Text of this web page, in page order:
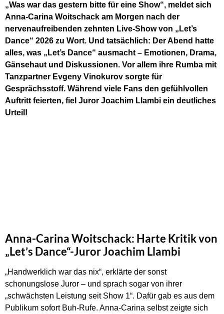
„Was war das gestern bitte für eine Show“, meldet sich
Anna-Carina Woitschack am Morgen nach der
nervenaufreibenden zehnten Live-Show von „Let’s
Dance“ 2026 zu Wort. Und tatsächlich: Der Abend hatte
alles, was „Let’s Dance“ ausmacht – Emotionen, Drama,
Gänsehaut und Diskussionen. Vor allem ihre Rumba mit
Tanzpartner Evgeny Vinokurov sorgte für
Gesprächsstoff. Während viele Fans den gefühlvollen
Auftritt feierten, fiel Juror Joachim Llambi ein deutliches
Urteil!
Anna-Carina Woitschack: Harte Kritik von
„Let’s Dance“-Juror Joachim Llambi
„Handwerklich war das nix“, erklärte der sonst
schonungslose Juror – und sprach sogar von ihrer
„schwächsten Leistung seit Show 1“. Dafür gab es aus dem
Publikum sofort Buh-Rufe. Anna-Carina selbst zeigte sich